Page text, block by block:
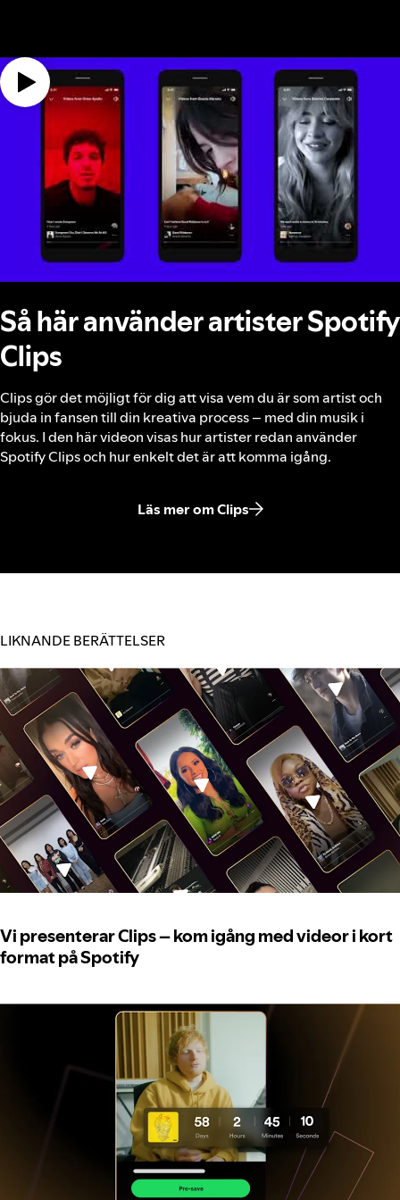
Så här använder artister Spotify
Clips
Clips gör det möjligt för dig att visa vem du är som artist och
bjuda in fansen till din kreativa process – med din musik i
fokus. I den här videon visas hur artister redan använder
Spotify Clips och hur enkelt det är att komma igång.
Läs mer om Clips
LIKNANDE BERÄTTELSER
Vi presenterar Clips – kom igång med videor i kort
format på Spotify